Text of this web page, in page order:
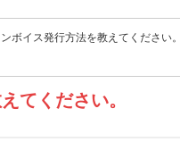
ボイス発行方法を教えてください。
てください。